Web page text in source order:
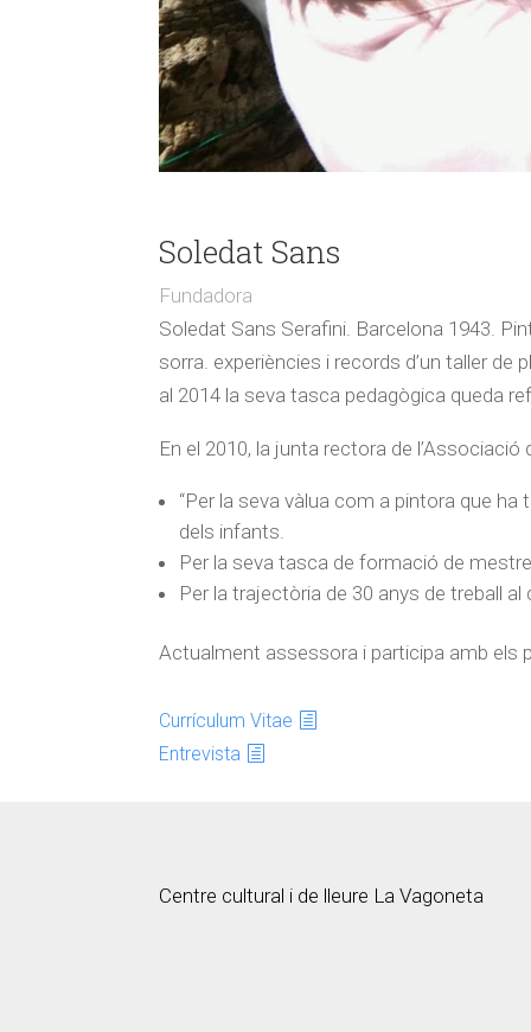
Soledat Sans
Fundadora
Soledat Sans Serafini. Barcelona 1943.
sorra. experiències i records d’un taller de
al 2014 la seva tasca pedagògica queda
En el 2010, la junta rectora de
“Per la seva vàlua com a pintora que
dels infants.
Per la seva tasca de formació de
Per la trajectòria de 30 anys de treball
Actualment assessora i participa amb els
Currículum Vitae
Entrevista
Centre cultural i de lleure La Vagoneta